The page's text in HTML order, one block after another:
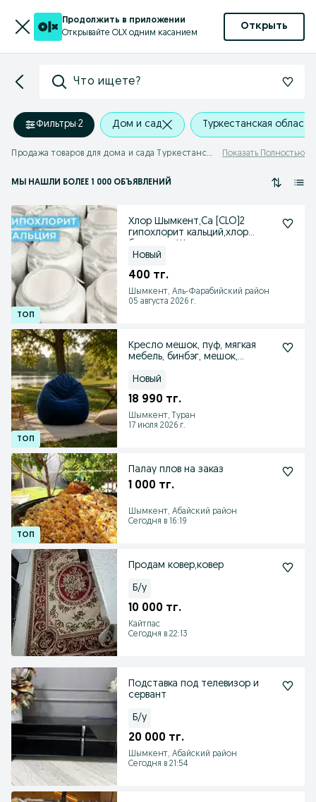
Продолжить в приложении
Открывайте OLX одним касанием
Открыть
Что ищете?
Фильтры·2 Дом и сад Туркестанская область
Продажа товаров для дома и сада Туркестанская область Показать Полностью
МЫ НАШЛИ БОЛЕЕ 1 000 ОБЪЯВЛЕНИЙ
Хлор Шымкент,Ca [CLO]2
гипохлорит кальций,хлор
Новый
400 тг.
Шымкент, Аль-Фарабийский район
05 августа 2026 г.
Кресло мешок, пуф, мягкая
мебель, бинбэг, мешок,
Новый
18 990 тг.
Шымкент, Туран
17 июля 2026 г.
Палау плов на заказ
1 000 тг.
Шымкент, Абайский район
Сегодня в 16:19
Продам ковер,ковер
Б/у
10 000 тг.
Кайтпас
Сегодня в 22:13
Подставка под телевизор и
сервант
Б/у
20 000 тг.
Шымкент, Абайский район
Сегодня в 21:54